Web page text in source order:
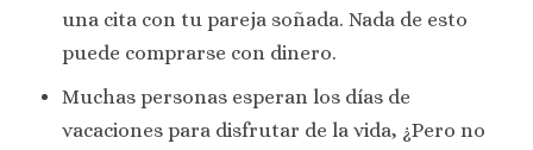
una cita con tu pareja soñada. Nada de esto
puede comprarse con dinero.
Muchas personas esperan los días de
vacaciones para disfrutar de la vida, ¿Pero no